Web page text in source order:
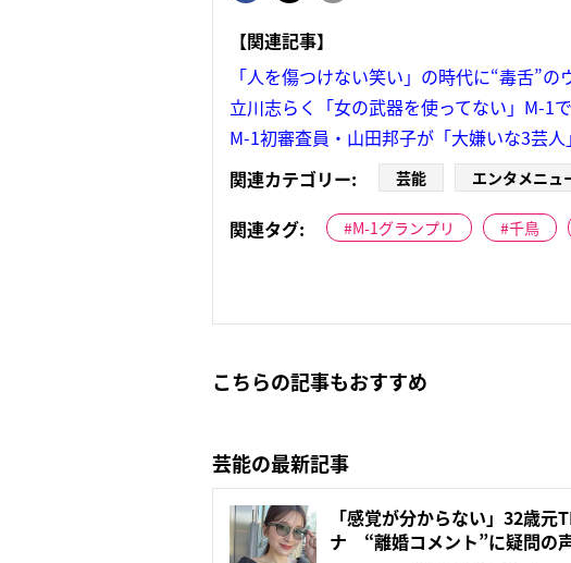
【関連記事】
「人を傷つけない笑い」の時代に“毒舌”
立川志らく「女の武器を使ってない」M-1
M-1初審査員・山田邦子が「大嫌いな3芸
関連カテゴリー:
芸能 エンタメニュ
関連タグ: M-1グランプリ 千鳥
こちらの記事もおすすめ
芸能の最新記事
「感覚が分からない」32歳元
ナ “離婚コメント”に疑問の